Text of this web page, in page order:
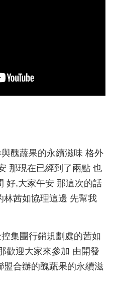
醜蔬果的永續滋味 格外
那現在已經到了兩點 也
好,大家午安 那這次的話
林茜如協理這邊 先幫我
集團行銷規劃處的茜如
歡迎大家來參加 由開發
盟合辦的醜蔬果的永續滋